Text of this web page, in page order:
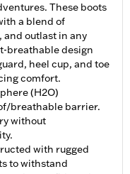
These boots
a blend of
outlast in any
breathable design
heel cup, and toe
comfort.
(H2O)
breathable barrier.
without
with rugged
to withstand